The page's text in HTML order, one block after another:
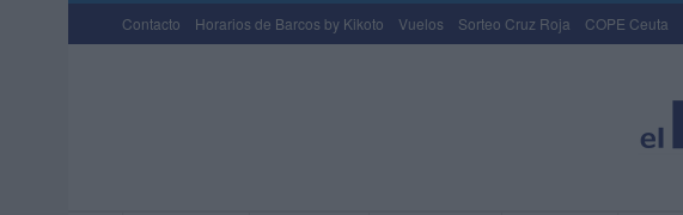
Contacto Horarios de Barcos by Kikoto Vuelos Sorteo Cruz Roja COPE Ceuta